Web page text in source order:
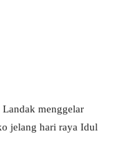
Landak menggelar
jelang hari raya Idul